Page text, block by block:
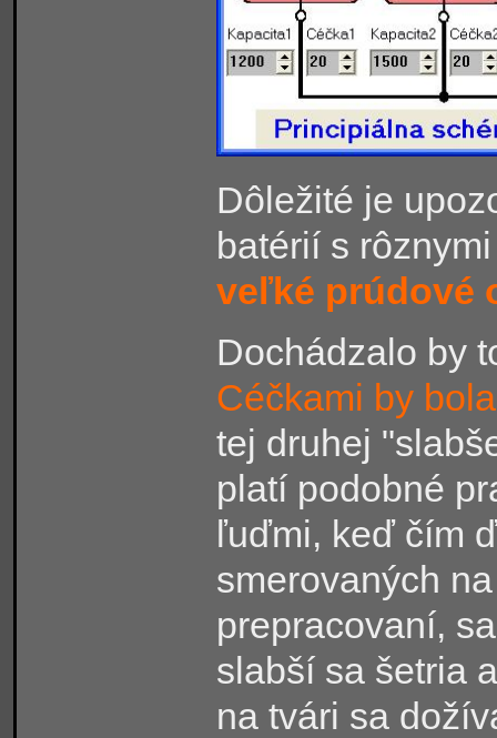
Dôležité je
batérií s
veľké prúdové
Dochádzalo by
Céčkami by
tej druhej
platí podobné
ľuďmi, keď čím
smerovaných
prepracovaní,
slabší sa šetria
na tvári sa